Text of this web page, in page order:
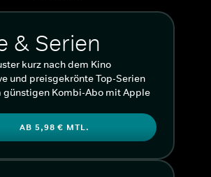
& Serien
kurz nach dem Kino
und preisgekrönte Top-Serien
günstigen Kombi-Abo mit Apple
AB 5,98 € MTL.